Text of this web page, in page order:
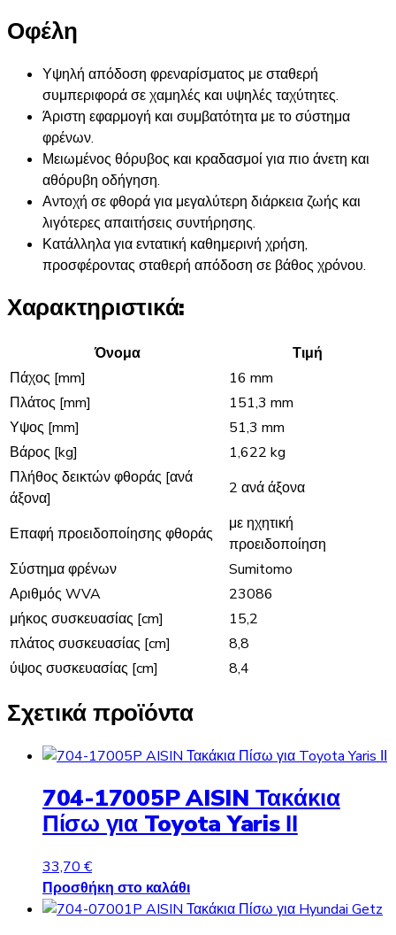
Οφέλη
Υψηλή απόδοση φρεναρίσματος με σταθερή
συμπεριφορά σε χαμηλές και υψηλές ταχύτητες.
Άριστη εφαρμογή και συμβατότητα με το σύστημα
φρένων.
Μειωμένος θόρυβος και κραδασμοί για πιο άνετη και
αθόρυβη οδήγηση.
Αντοχή σε φθορά για μεγαλύτερη διάρκεια ζωής και
λιγότερες απαιτήσεις συντήρησης.
Κατάλληλα για εντατική καθημερινή χρήση,
προσφέροντας σταθερή απόδοση σε βάθος χρόνου.
Χαρακτηριστικά:
Όνομα
Τιμή
Πάχος [mm]
16 mm
Πλάτος [mm]
151,3 mm
Υψος [mm]
51,3 mm
Βάρος [kg]
1,622 kg
Πλήθος δεικτών φθοράς [ανά
άξονα]
2 ανά άξονα
Επαφή προειδοποίησης φθοράς
με ηχητική
προειδοποίηση
Σύστημα φρένων
Sumitomo
Αριθμός WVA
23086
μήκος συσκευασίας [cm]
15,2
πλάτος συσκευασίας [cm]
8,8
ύψος συσκευασίας [cm]
8,4
Σχετικά προϊόντα
704-17005P AISIN Τακάκια
Πίσω για Toyota Yaris ΙΙ
33,70 €
Προσθήκη στο καλάθι